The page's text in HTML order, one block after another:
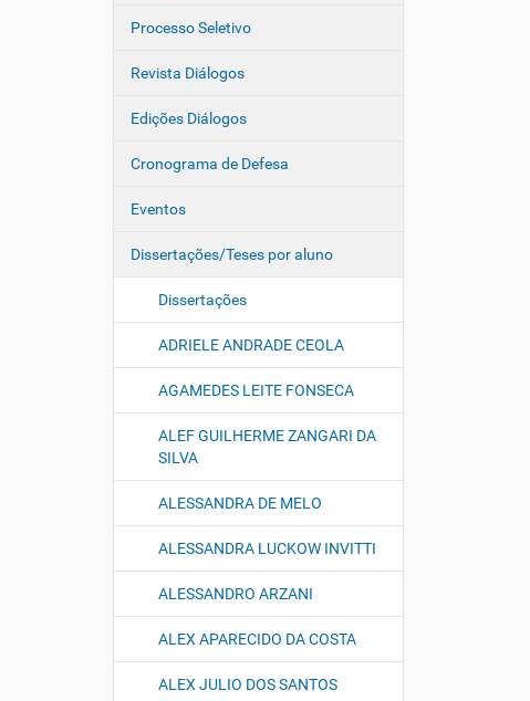
Processo Seletivo
Revista Diálogos
Edições Diálogos
Cronograma de Defesa
Eventos
Dissertações/Teses por aluno
Dissertações
ADRIELE ANDRADE CEOLA
AGAMEDES LEITE FONSECA
ALEF GUILHERME ZANGARI DA
SILVA
ALESSANDRA DE MELO
ALESSANDRA LUCKOW INVITTI
ALESSANDRO ARZANI
ALEX APARECIDO DA COSTA
ALEX JULIO DOS SANTOS